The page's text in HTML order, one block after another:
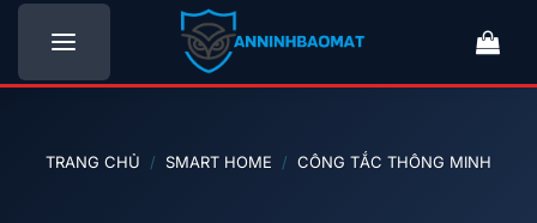
Bỏ
nội
TRANG CHỦ / SMART HOME / CÔNG TẮC THÔNG MINH